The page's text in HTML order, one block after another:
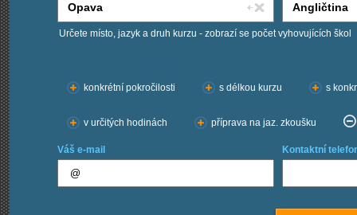
Určete místo, jazyk a druh kurzu - zobrazí se počet vyhovujících škol
konkrétní pokročilosti
s délkou kurzu s
v určitých hodinách příprava na jaz. zkoušku
Váš e-mail Kontaktní